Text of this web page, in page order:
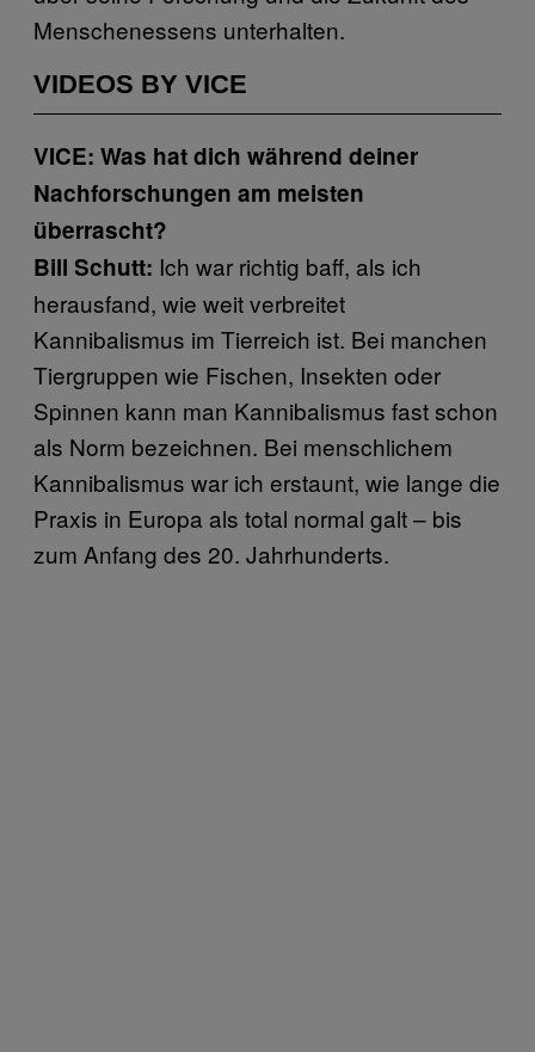
Menschenessens unterhalten.
VIDEOS BY VICE
VICE: Was hat dich während deiner
Nachforschungen am meisten
überrascht?
Bill Schutt: Ich war richtig baff, als ich
herausfand, wie weit verbreitet
Kannibalismus im Tierreich ist. Bei manchen
Tiergruppen wie Fischen, Insekten oder
Spinnen kann man Kannibalismus fast schon
als Norm bezeichnen. Bei menschlichem
Kannibalismus war ich erstaunt, wie lange die
Praxis in Europa als total normal galt – bis
zum Anfang des 20. Jahrhunderts.